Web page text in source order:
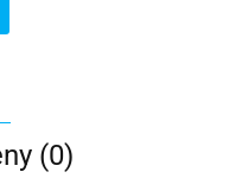
(0)